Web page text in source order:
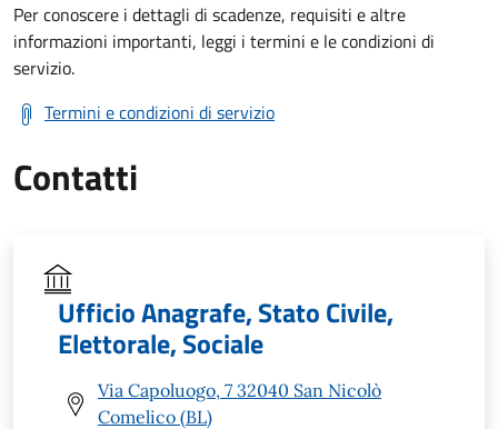
Per conoscere i dettagli di scadenze, requisiti e altre
informazioni importanti, leggi i termini e le condizioni di
servizio.
Termini e condizioni di servizio
Contatti
Ufficio Anagrafe, Stato Civile,
Elettorale, Sociale
Via Capoluogo, 7 32040 San Nicolò
Comelico (BL)